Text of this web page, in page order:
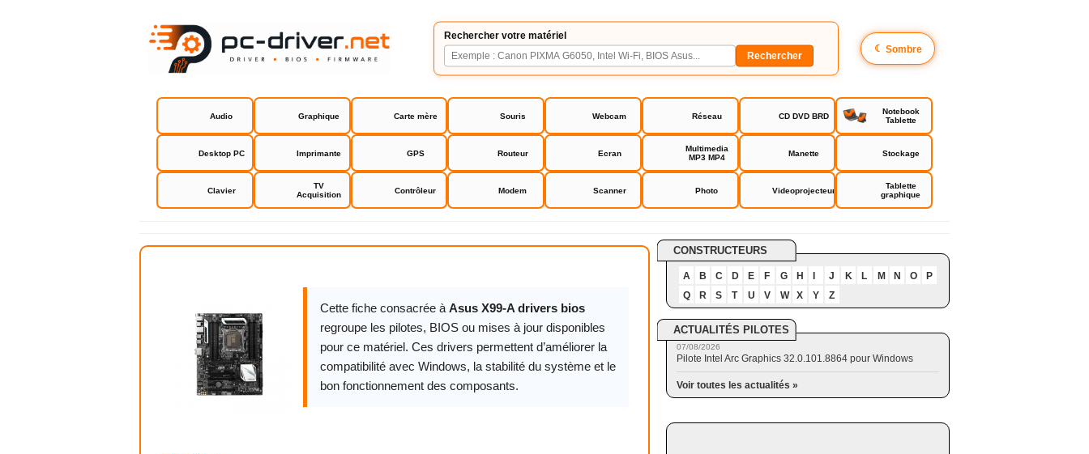
Rechercher votre matériel
☾ Sombre
Audio Graphique Carte mère Souris Webcam Réseau CD DVD BRD
Notebook
Tablette
Desktop PC Imprimante GPS Routeur Ecran
Multimedia
MP3 MP4
Manette Stockage
Clavier
TV
Acquisition
Contrôleur Modem Scanner Photo Videoprojecteur
Tablette
graphique
Asus X99-A drivers bios
Cette fiche consacrée à Asus X99-A drivers bios
regroupe les pilotes, BIOS ou mises à jour disponibles
pour ce matériel. Ces drivers permettent d’améliorer la
compatibilité avec Windows, la stabilité du système et le
bon fonctionnement des composants.
CONSTRUCTEURS
A B C D E F G H J K L M N O
P
Q
R S T U V W X Y Z
ACTUALITÉS PILOTES
07/08/2026
Pilote Intel Arc Graphics 32.0.101.8864 pour Windows
Voir toutes les actualités »